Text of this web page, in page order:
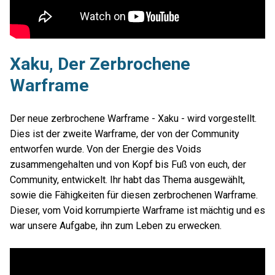
Xaku, Der Zerbrochene
Warframe
Der neue zerbrochene Warframe - Xaku - wird vorgestellt.
Dies ist der zweite Warframe, der von der Community
entworfen wurde. Von der Energie des Voids
zusammengehalten und von Kopf bis Fuß von euch, der
Community, entwickelt. Ihr habt das Thema ausgewählt,
sowie die Fähigkeiten für diesen zerbrochenen Warframe.
Dieser, vom Void korrumpierte Warframe ist mächtig und es
war unsere Aufgabe, ihn zum Leben zu erwecken.